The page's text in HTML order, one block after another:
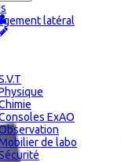
ExAO
de labo
latéral